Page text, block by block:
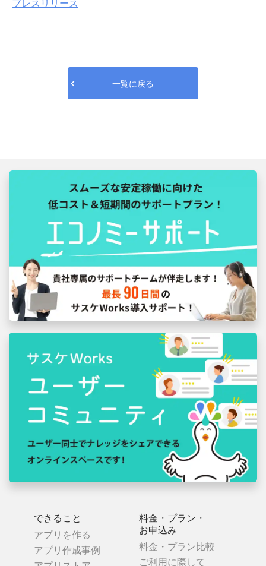
プレスリリース
一覧に戻る
できること
アプリを作る
アプリ作成事例
料金・プラン・
お申込み
料金・プラン比較
ご利用に際して